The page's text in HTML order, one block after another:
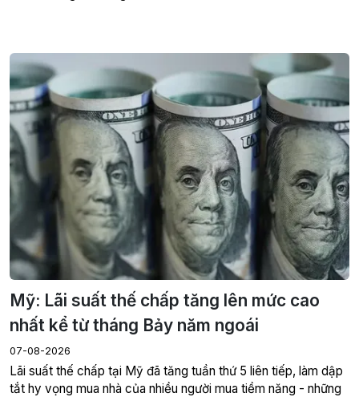
Mỹ: Lãi suất thế chấp tăng lên mức cao
nhất kể từ tháng Bảy năm ngoái
07-08-2026
Lãi suất thế chấp tại Mỹ đã tăng tuần thứ 5 liên tiếp, làm dập
tắt hy vọng mua nhà của nhiều người mua tiềm năng - những